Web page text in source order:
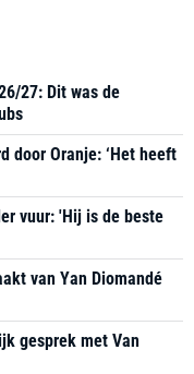
27: Dit was de
door Oranje: ‘Het heeft
vuur: 'Hij is de beste
van Yan Diomandé
gesprek met Van